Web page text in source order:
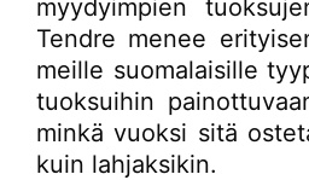
myydyimpien
Tendre menee
meille suomalaisille
tuoksuihin
minkä vuoksi sitä
kuin lahjaksikin.